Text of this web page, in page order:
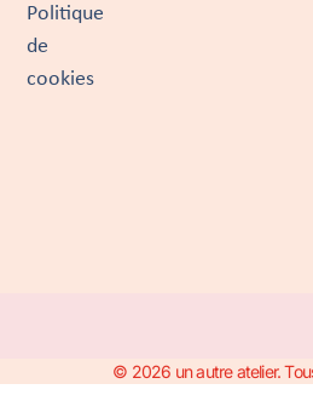
Politique
de
cookies
© 2026 un autre atelier.